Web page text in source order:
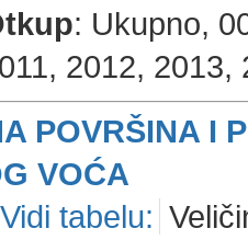
: Ukupno,
2012, 2013,
POVRŠINA I
VOĆA
Vidi tabelu: